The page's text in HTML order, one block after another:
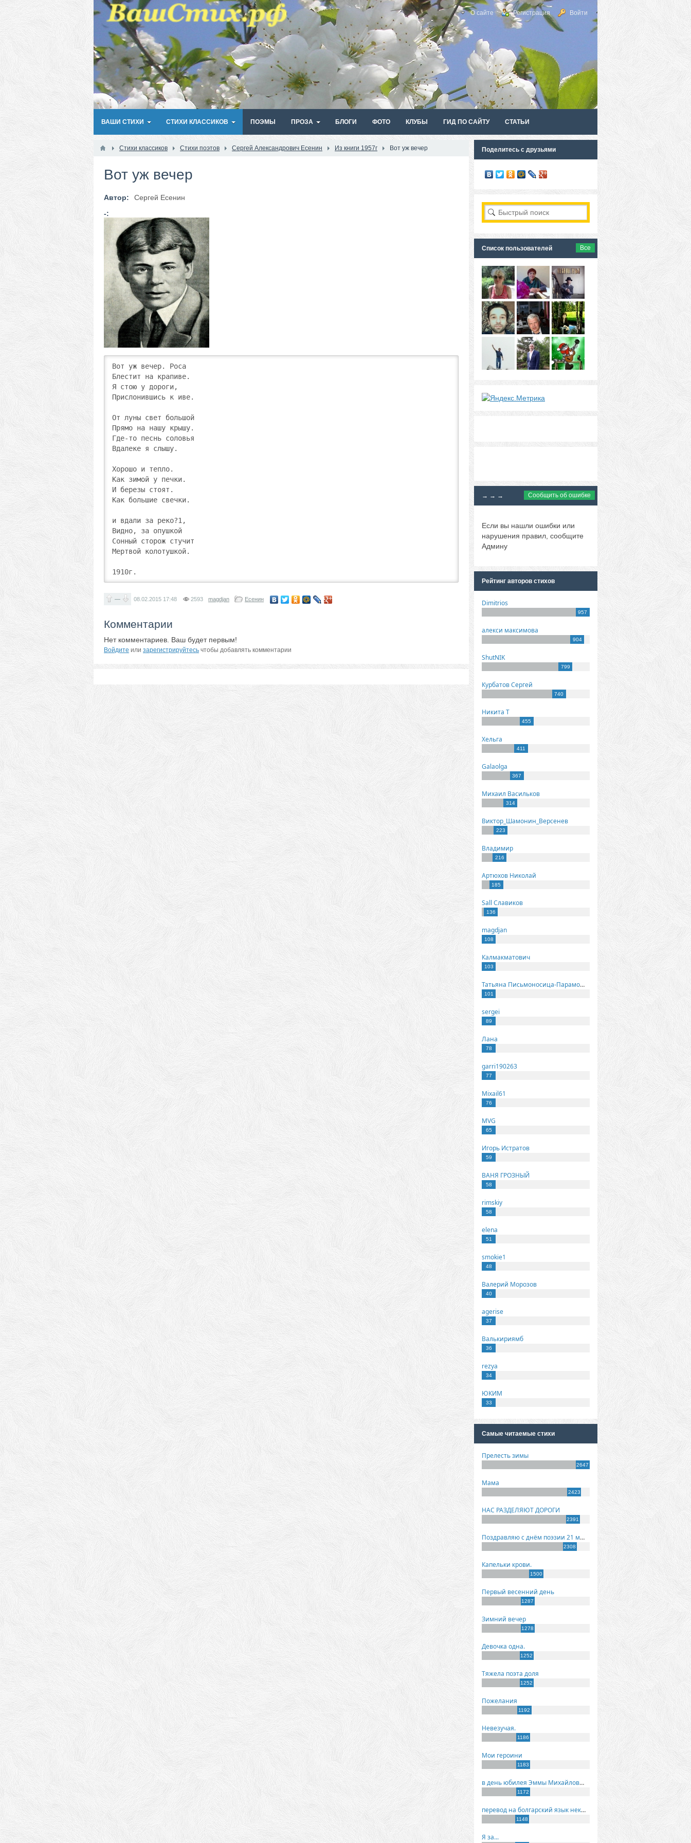
О сайте Регистрация Войти
ВАШИ СТИХИ СТИХИ КЛАССИКОВ ПОЭМЫ ПРОЗА БЛОГИ ФОТО КЛУБЫ ГИД ПО САЙТУ СТАТЬИ
Стихи классиков Стихи поэтов Сергей Александрович Есенин Из книги 1957г Вот уж вечер
Вот уж вечер
Автор:
Сергей Есенин
-:
Вот уж вечер. Роса
Блестит на крапиве.
Я стою у дороги,
Прислонившись к иве.
От луны свет большой
Прямо на нашу крышу.
Где-то песнь соловья
Вдалеке я слышу.
Хорошо и тепло.
Как зимой у печки.
И березы стоят.
Как большие свечки.
и вдали за реко?1,
Видно, за опушкой
Сонный сторож стучит
Мертвой колотушкой.
1910г.
— 08.02.2015 17:48 2593 magdjan Есенин
Комментарии
Нет комментариев. Ваш будет первым!
Войдите или зарегистрируйтесь чтобы добавлять комментарии
Поделитесь с друзьями
Список пользователей Все
→ → → Сообщить об ошибке
Если вы нашли ошибки или
нарушения правил, сообщите
Админу
Рейтинг авторов стихов
Dimitrios
957
алекси максимова
904
ShutNIK
799
Курбатов Сергей
740
Никита Т
455
Хельга
411
Galaolga
367
Михаил Васильков
314
Виктор_Шамонин_Версенев
223
Владимир
216
Артюхов Николай
185
Sall Славиков
136
magdjan
108
Калмакматович
103
Татьяна Письмоносица-Парамонова
101
sergei
89
Лана
78
garri190263
77
Mixail61
76
MVG
65
Игорь Истратов
59
ВАНЯ ГРОЗНЫЙ
58
rimskiy
58
elena
51
smokie1
48
Валерий Морозов
40
agerise
37
Валькириямб
36
rezya
34
ЮКИМ
33
Самые читаемые стихи
Прелесть зимы
2647
Мама
2423
НАС РАЗДЕЛЯЮТ ДОРОГИ
2391
Поздравляю с днём поэзии 21 марта!
2308
Капельки крови.
1500
Первый весенний день
1287
Зимний вечер
1278
Девочка одна.
1252
Тяжела поэта доля
1252
Пожелания
1192
Невезучая.
1186
Мои героини
1183
в день юбилея Эммы Михайловны Киселевой
1172
перевод на болгарский язык некоторых моих стихов
1148
Я за...